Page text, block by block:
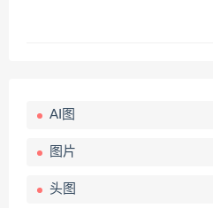
AI图
图片
头图